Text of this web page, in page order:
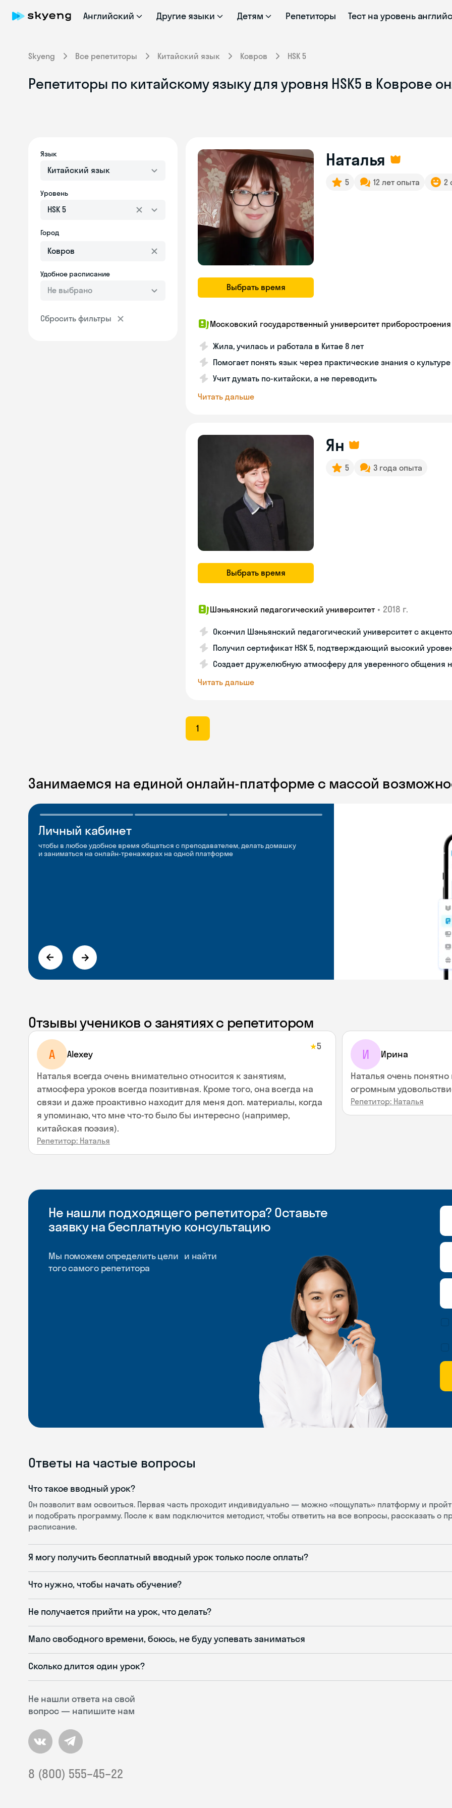
Английский Другие языки Детям Репетиторы Тест на уровень
Skyeng Все репетиторы Китайский язык Ковров HSK 5
Репетиторы по китайскому языку для уровня HSK5 в Коврове
Язык
Китайский язык
Уровень
HSK 5
Город
Удобное расписание
Не выбрано
Сбросить фильтры
Выбрать время
Наталья
5 12 лет опыта 2
Московский государственный университет
Жила, училась и работала в Китае 8 лет
Помогает понять язык через практические знания о культуре
Учит думать по-китайски, а не переводить
Читать дальше
Выбрать время
Ян
5 3 года опыта
Шэньянский педагогический университет • 2018 г.
Окончил Шэньянский педагогический университет с
Получил сертификат HSK 5, подтверждающий высокий
Создает дружелюбную атмосферу для уверенного общения
Читать дальше
1
Занимаемся на единой онлайн-платформе с массой
Личный кабинет
чтобы в любое удобное время общаться с преподавателем, делать домашку
и заниматься на онлайн-тренажерах на одной платформе
Мобильное
приложение
чтобы заниматься и изучать новые слова где и когда удобно
Разговорные клубы
и Talks
Групповые занятия для разговорной практики и индивидуальные встречи
Отзывы учеников о занятиях с репетитором
A Alexey
★5
Наталья всегда очень внимательно относится к занятиям,
атмосфера уроков всегда позитивная. Кроме того, она всегда на
связи и даже проактивно находит для меня доп. материалы, когда
я упоминаю, что мне что-то было бы интересно (например,
китайская поэзия).
Репетитор: Наталья
И
Ирина
Наталья очень
огромным
Репетитор: Наталья
Не нашли подходящего репетитора? Оставьте
заявку на бесплатную консультацию
Мы поможем определить цели и найти
того самого репетитора
Ответы на частые вопросы
Не нашли ответа на свой
вопрос — напишите нам
8 (800) 555–45–22
Что такое вводный урок?
Он позволит вам освоиться. Первая часть проходит индивидуально — можно «пощупать» платформу и
и подобрать программу. После к вам подключится методист, чтобы ответить на все вопросы, рассказать о
расписание.
Я могу получить бесплатный вводный урок только после оплаты?
Что нужно, чтобы начать обучение?
Не получается прийти на урок, что делать?
Мало свободного времени, боюсь, не буду успевать заниматься
Сколько длится один урок?